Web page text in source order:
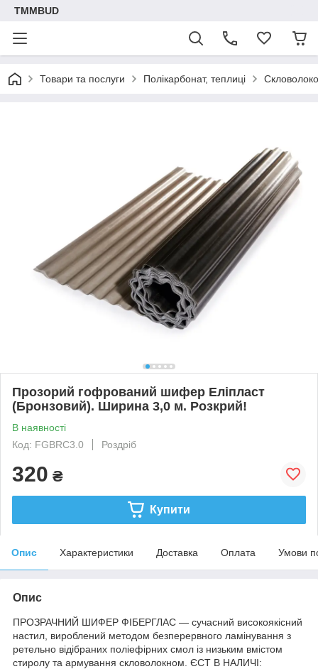
TMMBUD
Товари та послуги Полікарбонат, теплиці
Прозорий гофрований шифер Еліпласт
(Бронзовий). Ширина 3,0 м. Розкрий!
В наявності
Код: FGBRC3.0
Роздріб
320 ₴
Купити
Опис Характеристики Доставка Оплата Умови
Опис
ПРОЗРАЧНИЙ ШИФЕР ФІБЕРГЛАС — сучасний високоякісний
настил, вироблений методом безперервного ламінування з
ретельно відібраних поліефірних смол із низьким вмістом
стиролу та армування скловолокном. ЄСТ В НАЛИЧІ: